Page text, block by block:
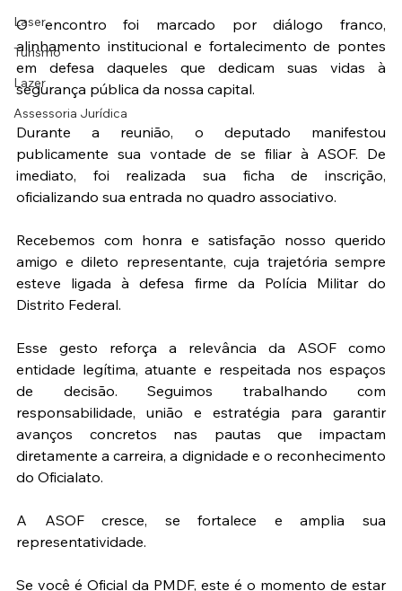
Laser
Turismo
Lazer
Assessoria Jurídica
O encontro foi marcado por diálogo franco,
alinhamento institucional e fortalecimento de pontes
em defesa daqueles que dedicam suas vidas à
segurança pública da nossa capital.
Durante a reunião, o deputado manifestou
publicamente sua vontade de se filiar à ASOF. De
imediato, foi realizada sua ficha de inscrição,
oficializando sua entrada no quadro associativo.
Recebemos com honra e satisfação nosso querido
amigo e dileto representante, cuja trajetória sempre
esteve ligada à defesa firme da Polícia Militar do
Distrito Federal.
Esse gesto reforça a relevância da ASOF como
entidade legítima, atuante e respeitada nos espaços
de decisão. Seguimos trabalhando com
responsabilidade, união e estratégia para garantir
avanços concretos nas pautas que impactam
diretamente a carreira, a dignidade e o reconhecimento
do Oficialato.
A ASOF cresce, se fortalece e amplia sua
representatividade.
Se você é Oficial da PMDF, este é o momento de estar